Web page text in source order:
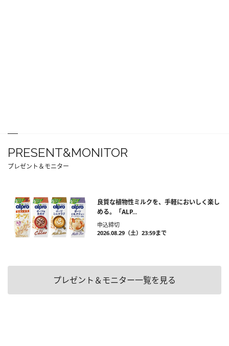
PRESENT&MONITOR
プレゼント＆モニター
良質な植物性ミルクを、手軽においしく楽し
める。「ALP...
申込締切
2026.08.29（土）23:59まで
プレゼント＆モニター一覧を見る